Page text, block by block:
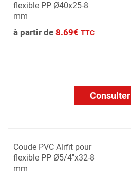
flexible PP Ø40x25-8
mm
à partir de 8.69€ TTC
Consulter
Coude PVC Airfit pour
flexible PP Ø5/4''x32-8
mm